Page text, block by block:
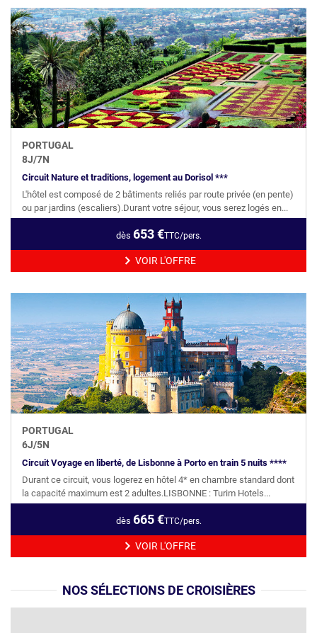
PORTUGAL
8J/7N
Circuit Nature et traditions, logement au Dorisol ***
L'hôtel est composé de 2 bâtiments reliés par route privée (en pente)
ou par jardins (escaliers).Durant votre séjour, vous serez logés en...
dès 653€TTC/pers.
VOIR L'OFFRE
PORTUGAL
6J/5N
Circuit Voyage en liberté, de Lisbonne à Porto en train 5 nuits ****
Durant ce circuit, vous logerez en hôtel 4* en chambre standard dont
la capacité maximum est 2 adultes.LISBONNE : Turim Hotels...
dès 665€TTC/pers.
VOIR L'OFFRE
NOS SÉLECTIONS DE CROISIÈRES